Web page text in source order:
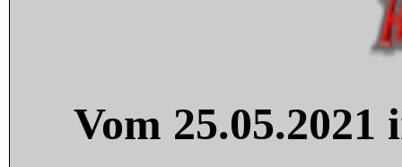
Vom